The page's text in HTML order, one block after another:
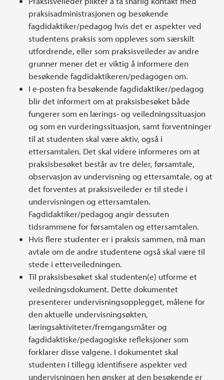
praksisadministrasjonen og besøkende
fagdidaktiker/pedagog hvis det er aspekter ved
studentens praksis som oppleves som særskilt
utfordrende, eller som praksisveileder av andre
grunner mener det er viktig å informere den
besøkende fagdidaktikeren/pedagogen om.
I e-posten fra besøkende fagdidaktiker/pedagog
blir det informert om at praksisbesøket både
fungerer som en lærings- og veiledningssituasjon
og som en vurderingssituasjon, samt forventninger
til at studenten skal være aktiv, også i
ettersamtalen. Det skal videre informeres om at
praksisbesøket består av tre deler, førsamtale,
observasjon av undervisning og ettersamtale, og at
det forventes at praksisveileder er til stede i
undervisningen og ettersamtalen.
Fagdidaktiker/pedagog angir dessuten
tidsrammene for førsamtalen og ettersamtalen.
Hvis flere studenter er i praksis sammen, må man
avtale om de andre studentene også skal være til
stede i etterveiledningen.
Til praksisbesøket skal studenten(e) utforme et
veiledningsdokument. Dette dokumentet
presenterer undervisningsopplegget, målene for
den aktuelle undervisningsøkten,
læringsaktiviteter/fremgangsmåter og
fagdidaktiske/pedagogiske refleksjoner som
forklarer disse valgene. I dokumentet skal
studenten i tillegg identifisere aspekter ved
undervisningen hen ønsker at den besøkende er